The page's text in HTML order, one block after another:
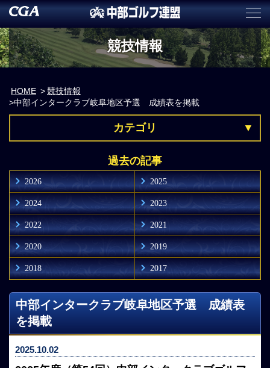
競技情報
HOME
競技情報
中部インタークラブ岐阜地区予選 成績表を掲載
カテゴリ
過去の記事
2026 2025
2024 2023
2022 2021
2020 2019
2018 2017
中部インタークラブ岐阜地区予選 成績表
を掲載
2025.10.02